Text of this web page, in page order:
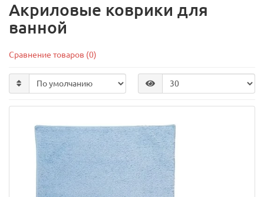
Акриловые коврики для
ванной
Сравнение товаров (0)